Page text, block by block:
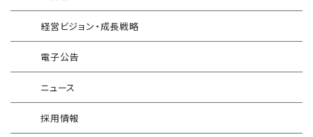
「サプライチェーン強化に向けたセキュリティ対策評価制度」
運用開始に備えた事前対策支援サービス
インシデント対応訓練
インシデント対応訓練シミュレーター
情報セキュリティリスクアセスメント
G-MDR
インターネット分離クラウド
SIEM運用／分析
Splunk自動遮断連携
エンドポイントセキュリティ EDR-MSS
技術情報／コラム
経営ビジョン・成長戦略
電子公告
ニュース
採用情報